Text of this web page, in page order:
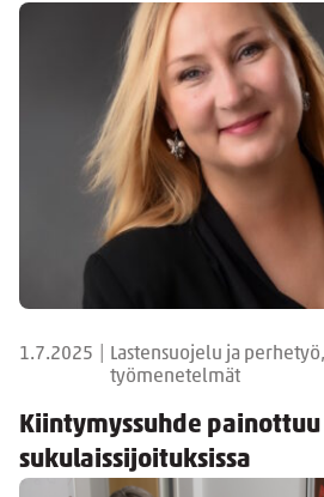
1.7.2025
Lastensuojelu ja
työmenetelmät
Kiintymyssuhde painottuu
sukulaissijoituksissa